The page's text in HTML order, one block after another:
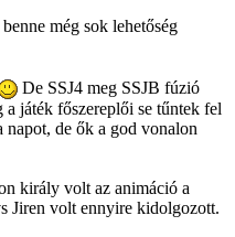
még sok lehetőség
De SSJ4 meg SSJB fúzió
játék főszereplői se tűntek fel
de ők a god vonalon
király volt az animáció a
Jiren volt ennyire kidolgozott.